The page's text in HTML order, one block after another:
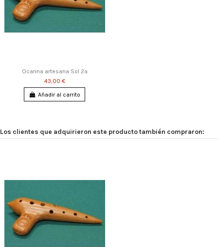
Ocarina artesana Sol 2ª
43,00 €
Añadir al carrito
Los clientes que adquirieron este producto también compraron: